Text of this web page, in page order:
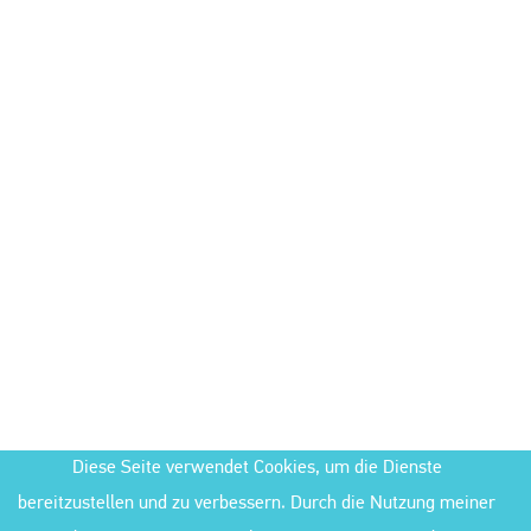
Diese Seite verwendet Cookies, um die Dienste
bereitzustellen und zu verbessern. Durch die Nutzung meiner